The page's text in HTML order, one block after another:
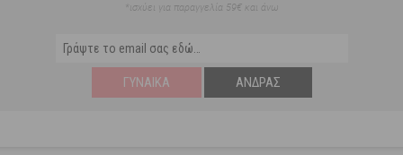
*ισχύει για παραγγελία 59€ και άνω
ΓΥΝΑΊΚΑ ΆΝΔΡΑΣ